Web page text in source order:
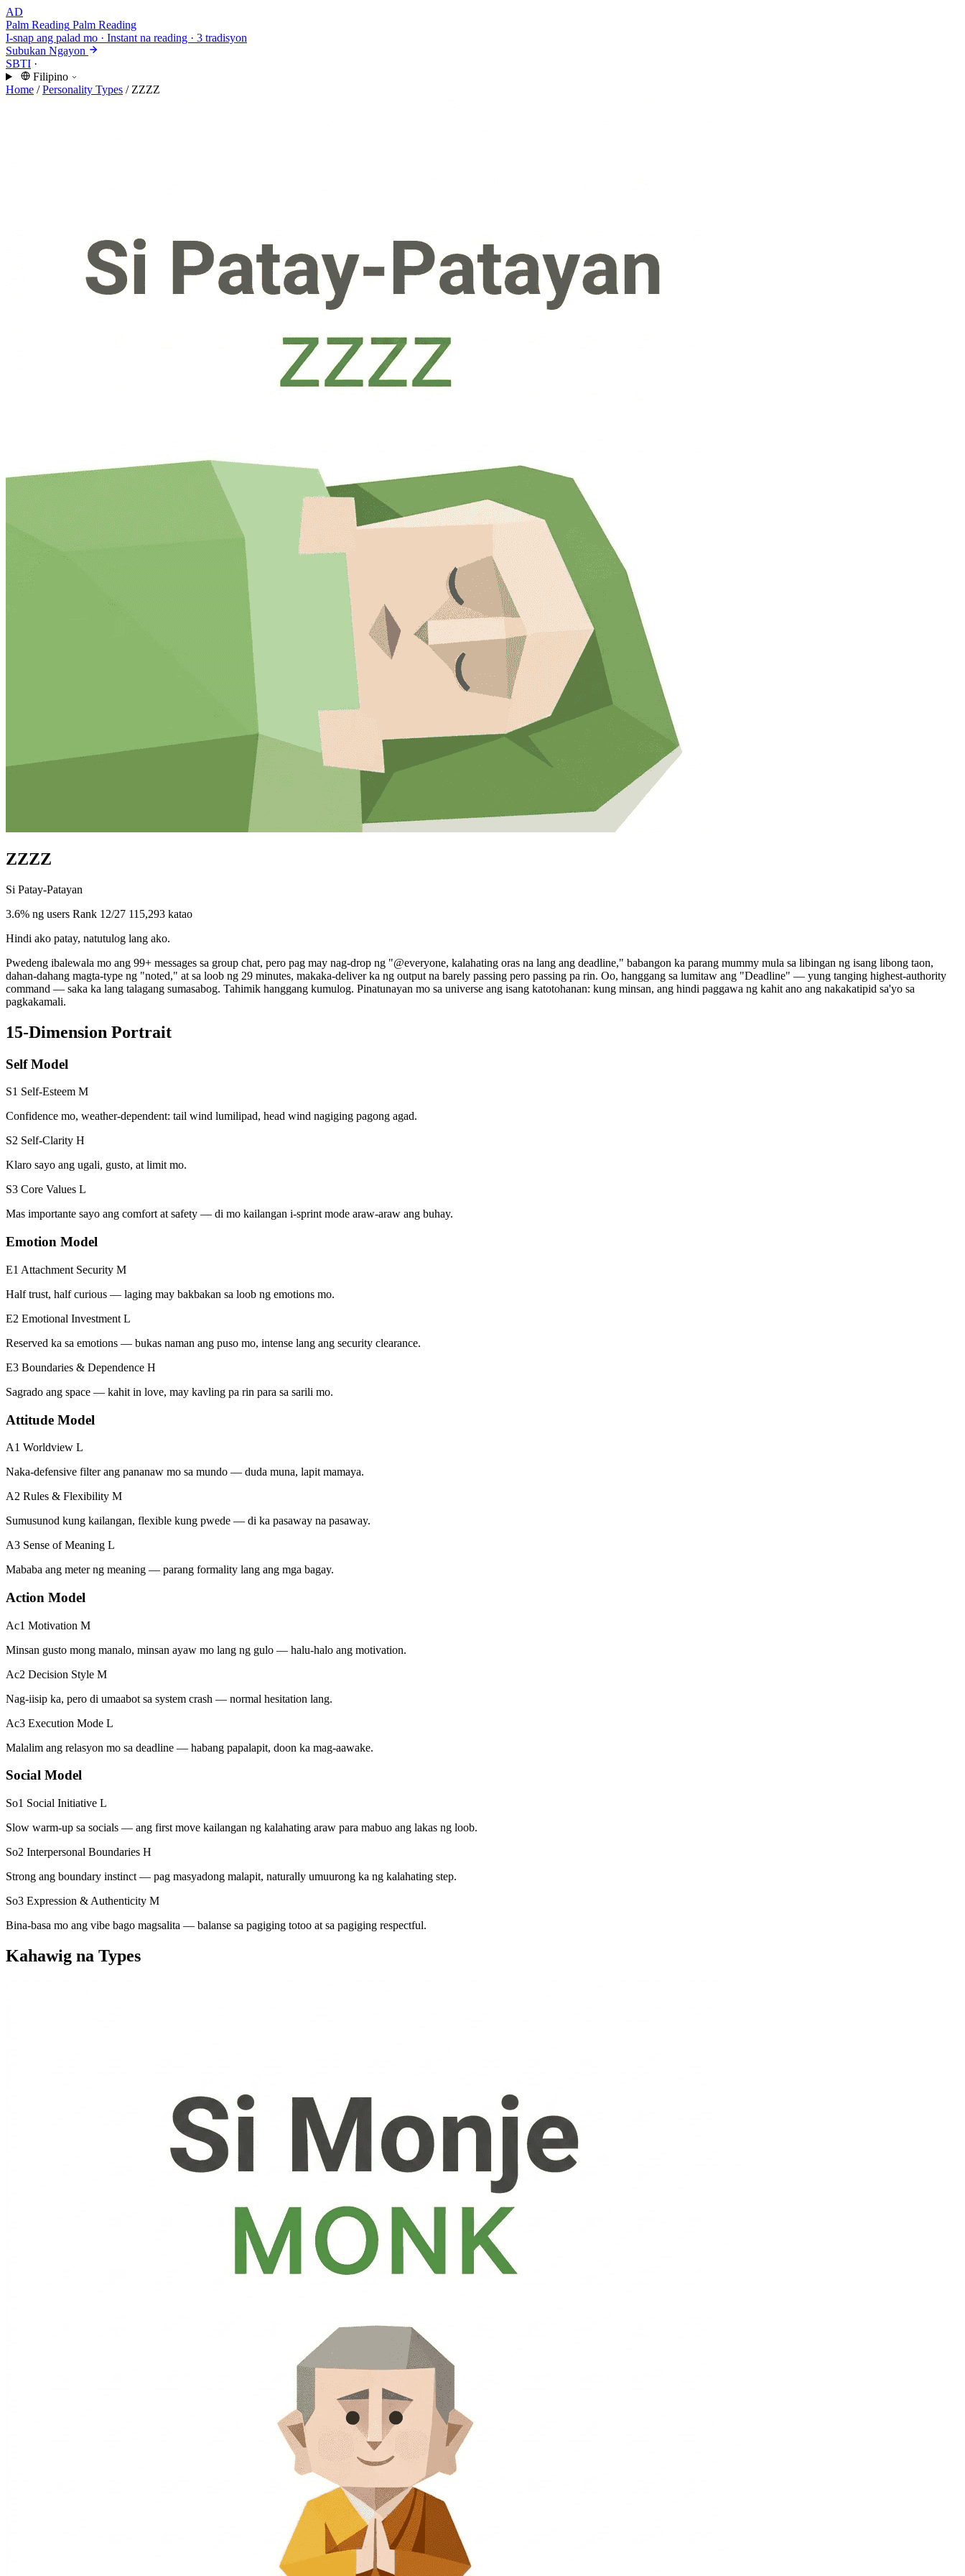
AD
Palm Reading Palm Reading
I-snap ang palad mo · Instant na reading · 3 tradisyon
Subukan Ngayon
SBTI ·
Filipino
Home / Personality Types / ZZZZ
ZZZZ
Si Patay-Patayan
3.6% ng users Rank 12/27 115,293 katao
Hindi ako patay, natutulog lang ako.
Pwedeng ibalewala mo ang 99+ messages sa group chat, pero pag may nag-drop ng "@everyone, kalahating oras na lang ang deadline," babangon ka parang mummy mula sa libingan ng isang libong taon,
dahan-dahang magta-type ng "noted," at sa loob ng 29 minutes, makaka-deliver ka ng output na barely passing pero passing pa rin. Oo, hanggang sa lumitaw ang "Deadline" — yung tanging highest-authority
command — saka ka lang talagang sumasabog. Tahimik hanggang kumulog. Pinatunayan mo sa universe ang isang katotohanan: kung minsan, ang hindi paggawa ng kahit ano ang nakakatipid sa'yo sa
pagkakamali.
15-Dimension Portrait
Self Model
S1 Self-Esteem M
Confidence mo, weather-dependent: tail wind lumilipad, head wind nagiging pagong agad.
S2 Self-Clarity H
Klaro sayo ang ugali, gusto, at limit mo.
S3 Core Values L
Mas importante sayo ang comfort at safety — di mo kailangan i-sprint mode araw-araw ang buhay.
Emotion Model
E1 Attachment Security M
Half trust, half curious — laging may bakbakan sa loob ng emotions mo.
E2 Emotional Investment L
Reserved ka sa emotions — bukas naman ang puso mo, intense lang ang security clearance.
E3 Boundaries & Dependence H
Sagrado ang space — kahit in love, may kavling pa rin para sa sarili mo.
Attitude Model
A1 Worldview L
Naka-defensive filter ang pananaw mo sa mundo — duda muna, lapit mamaya.
A2 Rules & Flexibility M
Sumusunod kung kailangan, flexible kung pwede — di ka pasaway na pasaway.
A3 Sense of Meaning L
Mababa ang meter ng meaning — parang formality lang ang mga bagay.
Action Model
Ac1 Motivation M
Minsan gusto mong manalo, minsan ayaw mo lang ng gulo — halu-halo ang motivation.
Ac2 Decision Style M
Nag-iisip ka, pero di umaabot sa system crash — normal hesitation lang.
Ac3 Execution Mode L
Malalim ang relasyon mo sa deadline — habang papalapit, doon ka mag-aawake.
Social Model
So1 Social Initiative L
Slow warm-up sa socials — ang first move kailangan ng kalahating araw para mabuo ang lakas ng loob.
So2 Interpersonal Boundaries H
Strong ang boundary instinct — pag masyadong malapit, naturally umuurong ka ng kalahating step.
So3 Expression & Authenticity M
Bina-basa mo ang vibe bago magsalita — balanse sa pagiging totoo at sa pagiging respectful.
Kahawig na Types